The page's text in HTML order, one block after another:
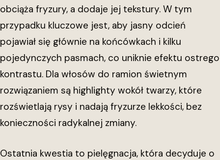
obciąża fryzury, a dodaje jej tekstury. W tym
przypadku kluczowe jest, aby jasny odcień
pojawiał się głównie na końcówkach i kilku
pojedynczych pasmach, co uniknie efektu ostrego
kontrastu. Dla włosów do ramion świetnym
rozwiązaniem są highlighty wokół twarzy, które
rozświetlają rysy i nadają fryzurze lekkości, bez
konieczności radykalnej zmiany.
Ostatnia kwestia to pielęgnacja, która decyduje o